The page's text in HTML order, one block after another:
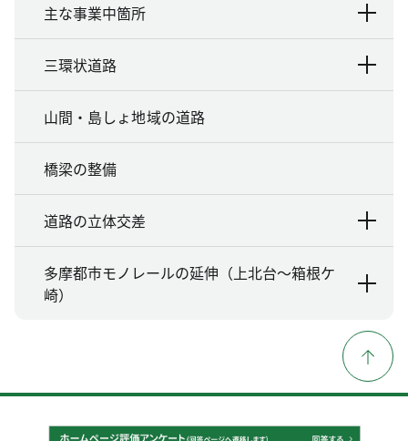
主な事業中箇所
三環状道路
山間・島しょ地域の道路
橋梁の整備
道路の立体交差
多摩都市モノレールの延伸（上北台～箱根ケ
崎）